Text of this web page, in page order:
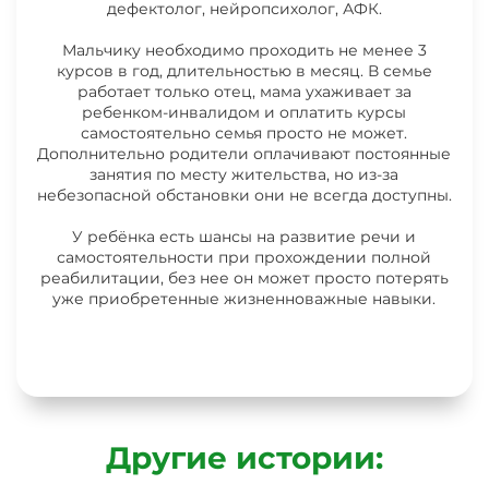
дефектолог, нейропсихолог, АФК.
Мальчику необходимо проходить не менее 3
курсов в год, длительностью в месяц. В семье
работает только отец, мама ухаживает за
ребенком-инвалидом и оплатить курсы
самостоятельно семья просто не может.
Дополнительно родители оплачивают постоянные
занятия по месту жительства, но из-за
небезопасной обстановки они не всегда доступны.
У ребёнка есть шансы на развитие речи и
самостоятельности при прохождении полной
реабилитации, без нее он может просто потерять
уже приобретенные жизненноважные навыки.
Другие истории: